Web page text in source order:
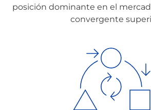
posición dominante en el
convergente